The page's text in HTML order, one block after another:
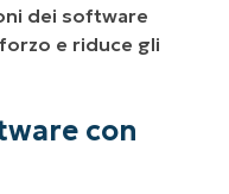
metodi
dei software
e riduce gli
con